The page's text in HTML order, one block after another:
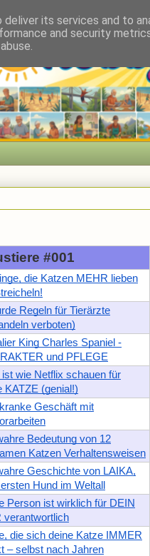
#001
die Katzen MEHR lieben
Regeln für Tierärzte
verboten)
King Charles Spaniel -
und PFLEGE
ist wie Netflix schauen für
KATZE (genial!)
Geschäft mit
Bedeutung von 12
Katzen Verhaltensweisen
Geschichte von LAIKA,
Hund im Weltall
Person ist wirklich für DEIN
verantwortlich
die sich deine Katze IMMER
– selbst nach Jahren
its services and to
and security